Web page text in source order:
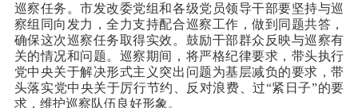
巡察任务。市发改委党组和各级党员领导干部要坚持与巡
察组同向发力，全力支持配合巡察工作，做到同题共答，
确保这次巡察任务取得实效。鼓励干部群众反映与巡察有
关的情况和问题。巡察期间，将严格纪律要求，带头执行
党中央关于解决形式主义突出问题为基层减负的要求，带
头落实党中央关于厉行节约、反对浪费、过“紧日子”的要
求，维护巡察队伍良好形象。